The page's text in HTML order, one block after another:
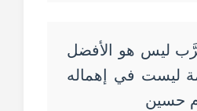
ليس هو الأفضل
ليست في إهماله
حسين